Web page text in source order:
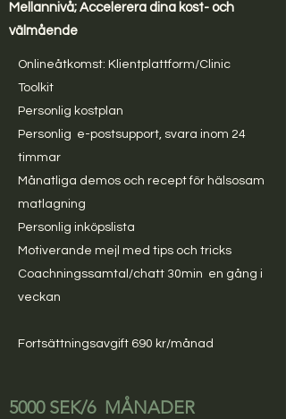
Mellannivå; Accelerera dina kost- och
välmående
Onlineåtkomst: Klientplattform/Clinic
Toolkit
Personlig kostplan
Personlig e-postsupport, svara inom 24
timmar
Månatliga demos och recept för hälsosam
matlagning
Personlig inköpslista
Motiverande mejl med tips och tricks
Coachningssamtal/chatt 30min en gång i
veckan
Fortsättningsavgift 690 kr/månad
5000 SEK/6 MÅNADER